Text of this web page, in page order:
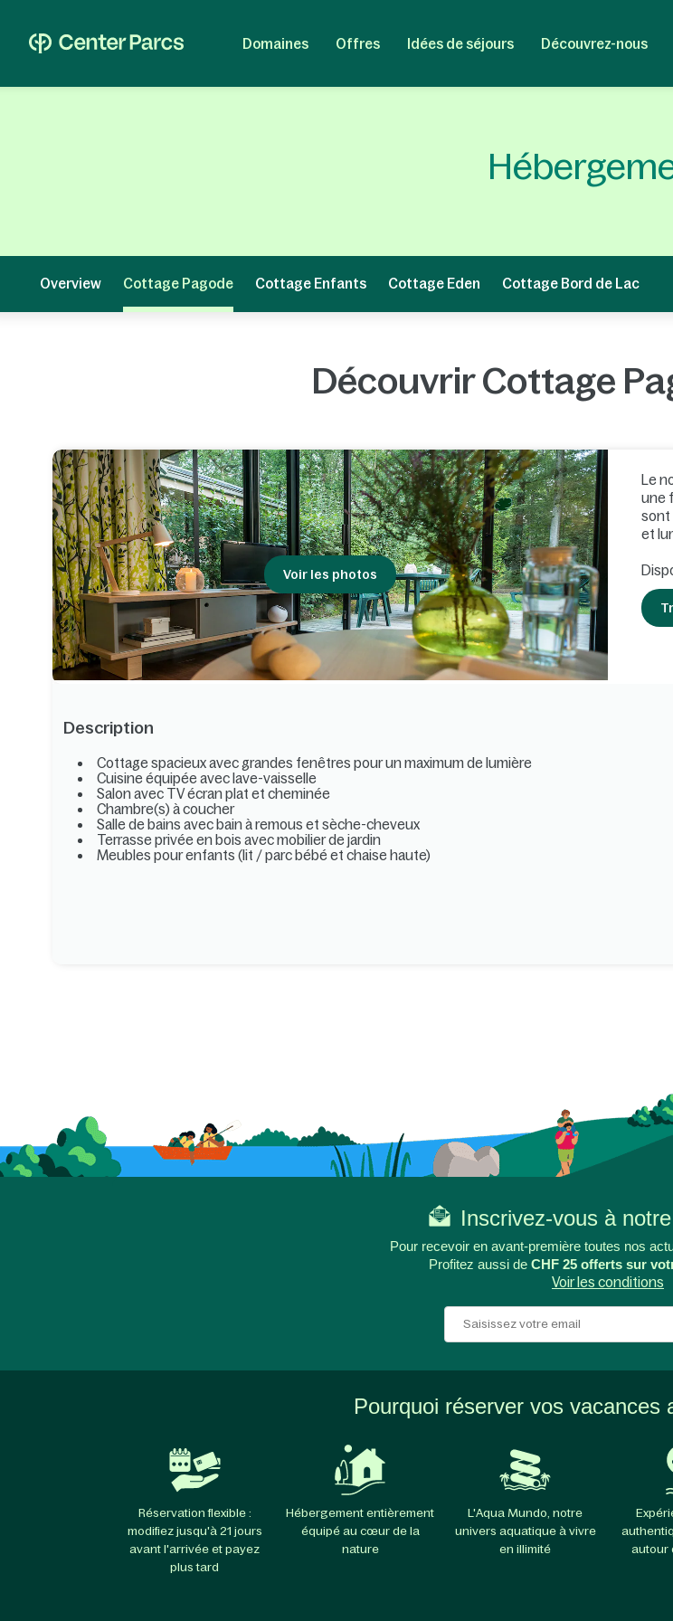
Domaines Offres Idées de séjours Découvrez-nous
Overview Cottage Pagode Cottage Enfants Cottage Eden Cottage Bord de Lac
Découvrir Cottage
Le
une
sont
et
Voir les photos
Description
Cottage spacieux avec grandes fenêtres pour un maximum de lumière
Cuisine équipée avec lave-vaisselle
Salon avec TV écran plat et cheminée
Chambre(s) à coucher
Salle de bains avec bain à remous et sèche-cheveux
Terrasse privée en bois avec mobilier de jardin
Meubles pour enfants (lit / parc bébé et chaise haute)
Inscrivez-vous à
Pour recevoir en avant-première toutes nos
Profitez aussi deCHF 25 offerts sur
Voir les conditions
Pourquoi réserver vos vacances
Réservation flexible :
modifiez jusqu'à 21 jours
avant l'arrivée et payez
plus tard
Hébergement entièrement
équipé au cœur de la
nature
L'Aqua Mundo, notre
univers aquatique à vivre
en illimité
autour